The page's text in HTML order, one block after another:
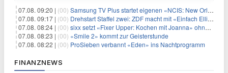
07.08. 09:20 | (00) Samsung TV Plus startet eigenen «NCIS: New Orleans»-Sender
07.08. 09:17 | (00) Drehstart Staffel zwei: ZDF macht mit «Einfach Elli» weiter
07.08. 08:24 | (00) sixx setzt «Fixer Upper: Kochen mit Joanna» ohne Pause fort
07.08. 08:23 | (00) «Smile 2» kommt zur Geisterstunde
07.08. 08:22 | (00) ProSieben verbannt «Eden» ins Nachtprogramm
FINANZNEWS